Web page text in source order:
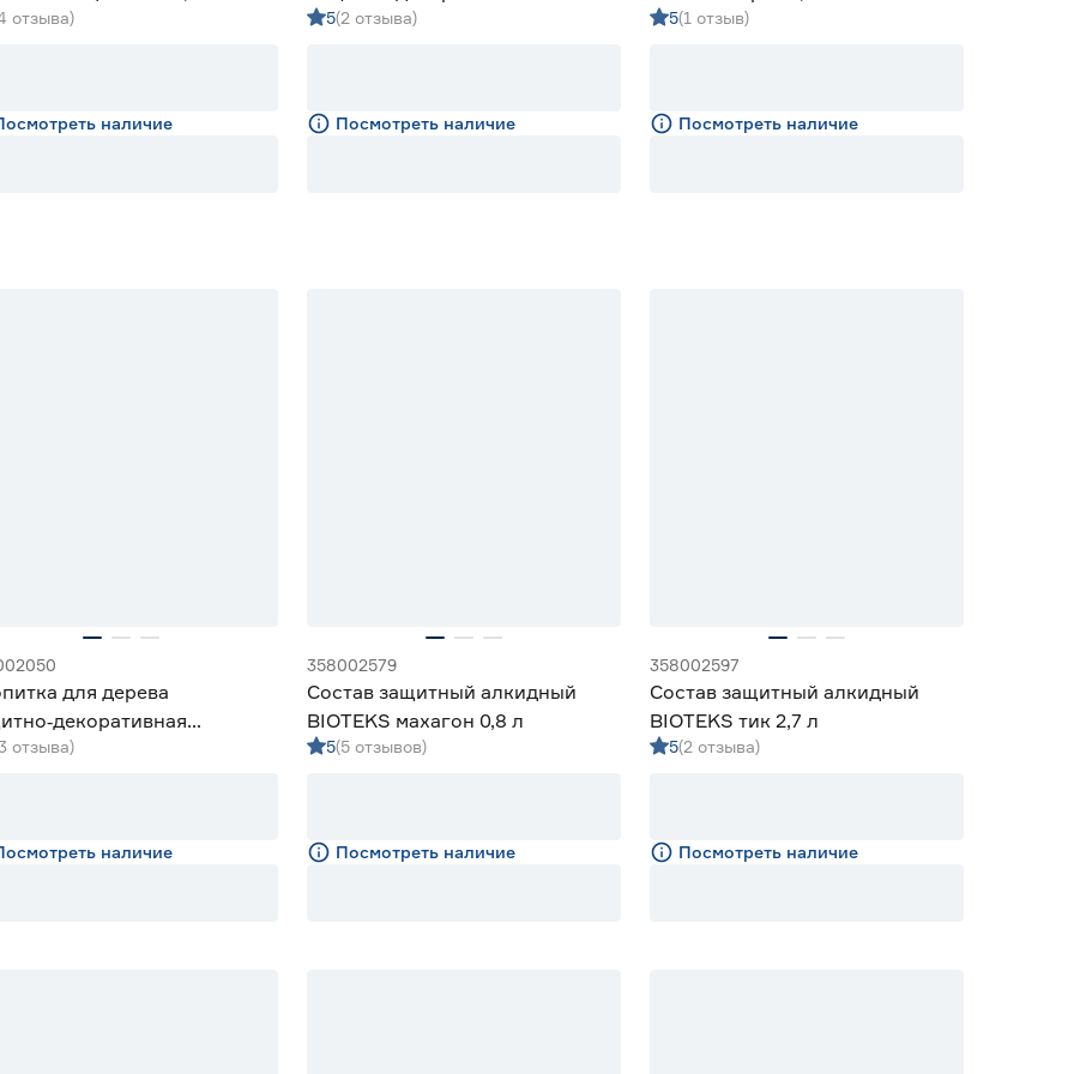
отзыва)
наличие
алкидная Lakur сосна 9 л
5(2 отзыва)
Посмотреть наличие
5(1 отзыв)
Посмотреть наличие
для дерева
Lakur махагон 9 л
отзыва)
наличие
358002579
Состав защитный алкидный
BIOTEKS махагон 0,8 л
5(5 отзывов)
Посмотреть наличие
358002597
Состав защитный алкидный
BIOTEKS тик 2,7 л
5(2 отзыва)
Посмотреть наличие